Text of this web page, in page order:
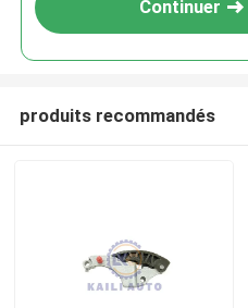
Continuer
produits recommandés